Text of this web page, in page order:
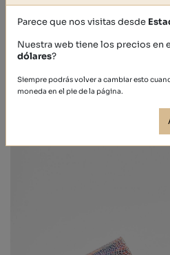
Parece que nos visitas desde
Nuestra web tiene los precios en
dólares?
Siempre podrás volver a cambiar esto
moneda en el pie de la página.